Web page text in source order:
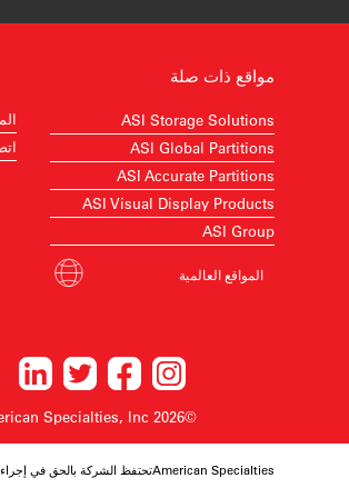
مواقع ذات صلة
ASI Storage Solutions
ASI Global Partitions
ASI Accurate Partitions
ASI Visual Display Products
ASI Group
المواقع العالمية
©2026 American Specialties, Inc.
American Specialtiesتحتفظ الشركة بالحق في إجراء تغييرات في التصميم أو سحب أي تصميم دون إشعار مسبق.